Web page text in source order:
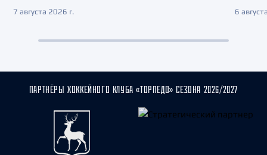
7 августа 2026 г. 6
ПАРТНЁРЫ ХОККЕЙНОГО КЛУБА «ТОРПЕДО» СЕЗОНА 2026/2027